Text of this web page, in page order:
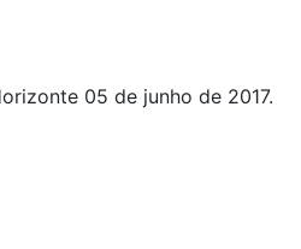
05 de junho de 2017.